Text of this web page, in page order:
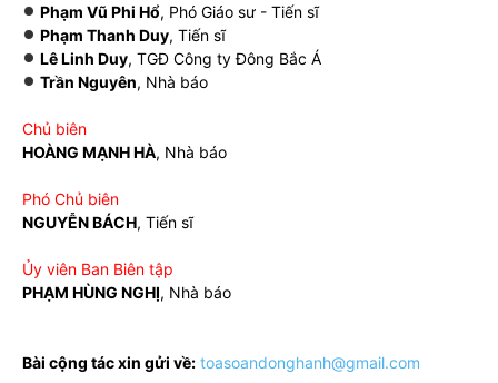
Phạm Vũ Phi Hổ, Phó Giáo sư - Tiến sĩ
Phạm Thanh Duy, Tiến sĩ
Lê Linh Duy, TGĐ Công ty Đông Bắc Á
Trần Nguyên, Nhà báo
Chủ biên
HOÀNG MẠNH HÀ, Nhà báo
Phó Chủ biên
NGUYỄN BÁCH, Tiến sĩ
Ủy viên Ban Biên tập
PHẠM HÙNG NGHỊ, Nhà báo
Bài cộng tác xin gửi về: toasoandonghanh@gmail.com